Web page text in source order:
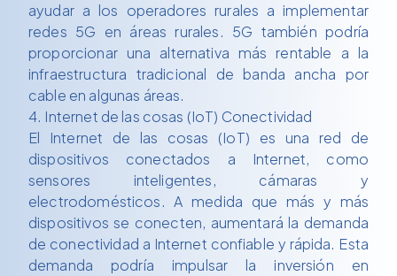
ayudar a los operadores rurales a implementar
redes 5G en áreas rurales. 5G también podría
proporcionar una alternativa más rentable a la
infraestructura tradicional de banda ancha por
cable en algunas áreas.
4. Internet de las cosas (IoT) Conectividad
El Internet de las cosas (IoT) es una red de
dispositivos conectados a Internet, como
sensores inteligentes, cámaras y
electrodomésticos. A medida que más y más
dispositivos se conecten, aumentará la demanda
de conectividad a Internet confiable y rápida. Esta
demanda podría impulsar la inversión en